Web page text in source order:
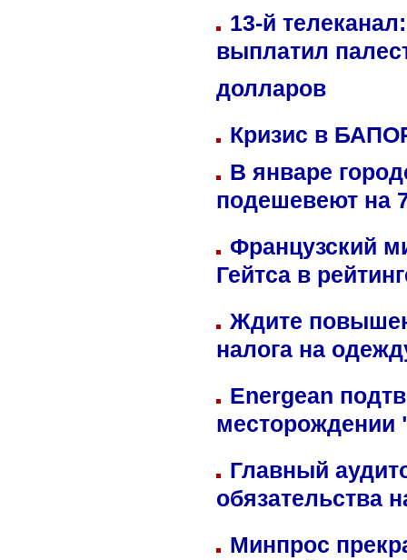
13-й
выплатил
долларов
Кризис в
В январе
подешевеют на
Французский
Гейтса в
Ждите
налога на
Energean
Главный
обязательства
Минпрос